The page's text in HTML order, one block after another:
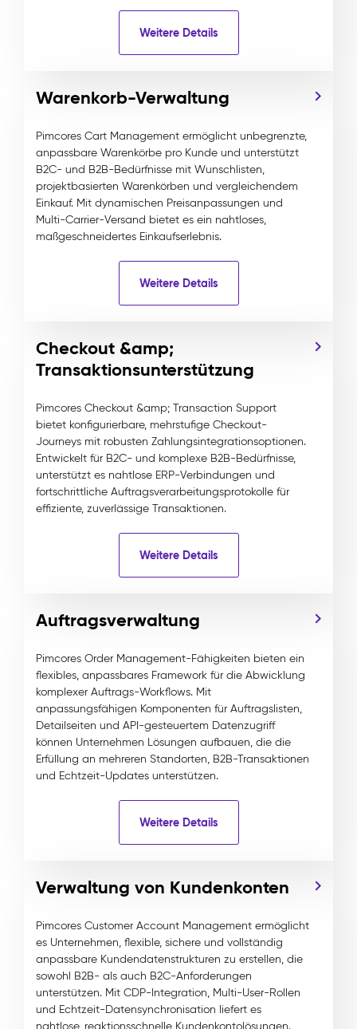
Weitere Details
Warenkorb-Verwaltung
Pimcores Cart Management ermöglicht unbegrenzte,
anpassbare Warenkörbe pro Kunde und unterstützt
B2C- und B2B-Bedürfnisse mit Wunschlisten,
projektbasierten Warenkörben und vergleichendem
Einkauf. Mit dynamischen Preisanpassungen und
Multi-Carrier-Versand bietet es ein nahtloses,
maßgeschneidertes Einkaufserlebnis.
Weitere Details
Checkout &amp;
Transaktionsunterstützung
Pimcores Checkout &amp; Transaction Support
bietet konfigurierbare, mehrstufige Checkout-
Journeys mit robusten Zahlungsintegrationsoptionen.
Entwickelt für B2C- und komplexe B2B-Bedürfnisse,
unterstützt es nahtlose ERP-Verbindungen und
fortschrittliche Auftragsverarbeitungsprotokolle für
effiziente, zuverlässige Transaktionen.
Weitere Details
Auftragsverwaltung
Pimcores Order Management-Fähigkeiten bieten ein
flexibles, anpassbares Framework für die Abwicklung
komplexer Auftrags-Workflows. Mit
anpassungsfähigen Komponenten für Auftragslisten,
Detailseiten und API-gesteuertem Datenzugriff
können Unternehmen Lösungen aufbauen, die die
Erfüllung an mehreren Standorten, B2B-Transaktionen
und Echtzeit-Updates unterstützen.
Weitere Details
Verwaltung von Kundenkonten
Pimcores Customer Account Management ermöglicht
es Unternehmen, flexible, sichere und vollständig
anpassbare Kundendatenstrukturen zu erstellen, die
sowohl B2B- als auch B2C-Anforderungen
unterstützen. Mit CDP-Integration, Multi-User-Rollen
und Echtzeit-Datensynchronisation liefert es
nahtlose, reaktionsschnelle Kundenkontolösungen.